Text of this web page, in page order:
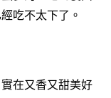
吃不太下了。
在又香又甜美好